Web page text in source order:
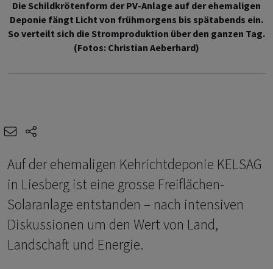
Die Schildkrötenform der PV-Anlage auf der ehemaligen
Deponie fängt Licht von frühmorgens bis spätabends ein.
So verteilt sich die Stromproduktion über den ganzen Tag.
(Fotos: Christian Aeberhard)
e-mail
Auf der ehemaligen Kehrichtdeponie KELSAG
in Liesberg ist eine grosse Freiflächen-
Solaranlage entstanden – nach intensiven
Diskussionen um den Wert von Land,
Landschaft und Energie.